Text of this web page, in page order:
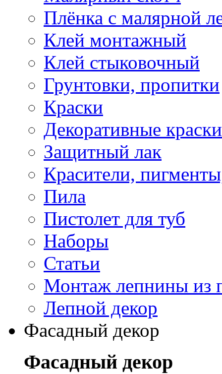
Плёнка с малярной
Клей монтажный
Клей стыковочный
Грунтовки, пропитки
Краски
Декоративные краски
Защитный лак
Красители,
Пила
Пистолет для туб
Наборы
Статьи
Монтаж лепнины из
Лепной декор
Фасадный декор
Фасадный декор